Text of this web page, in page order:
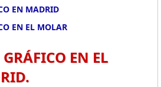
EN MADRID
EN EL MOLAR
EN EL